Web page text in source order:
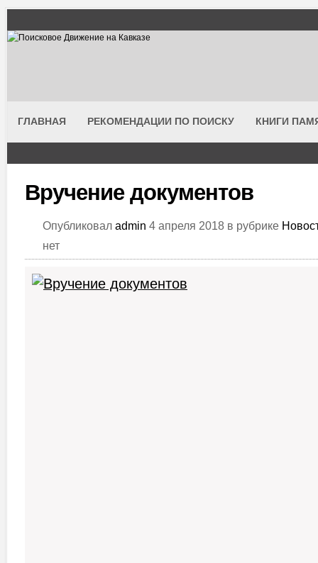
ГЛАВНАЯ РЕКОМЕНДАЦИИ ПО ПОИСКУ КНИГИ
Вручение документов
Опубликовал admin 4 апреля 2018 в рубрике
нет